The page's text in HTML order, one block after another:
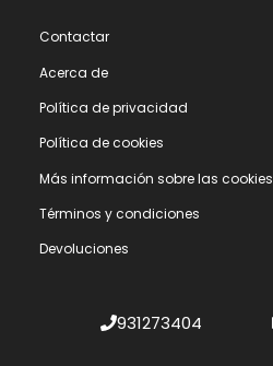
Contactar
Acerca de
Polí­tica de privacidad
Polí­tica de cookies
Más información sobre las cookies
Términos y condiciones
Devoluciones
931273404